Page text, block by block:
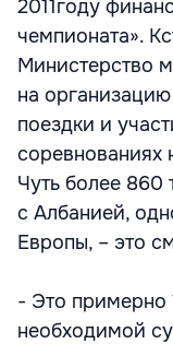
2011году
чемпионата».
Министерство
на
поездки и
соревнованиях
Чуть более 860
с Албанией,
Европы, – это
- Это примерно
необходимой